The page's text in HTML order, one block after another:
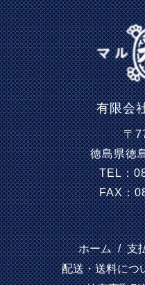
有限会
〒
徳島県徳
TEL：
FAX：
ホーム / 支
配送・送料につ